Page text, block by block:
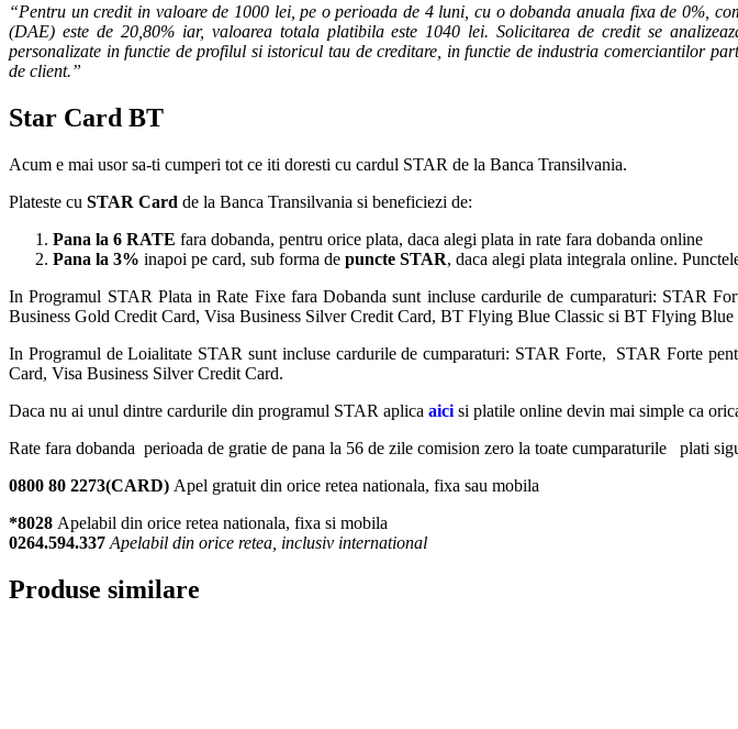
“Pentru un credit in valoare de 1000 lei, pe o perioada de 4 luni, cu o dobanda anuala fixa de 0%,
(DAE) este de 20,80% iar, valoarea totala platibila este 1040 lei. Solicitarea de credit se
personalizate in functie de profilul si istoricul tau de creditare, in functie de industria comerciantilor
de client.”
Star Card BT
Acum e mai usor sa-ti cumperi tot ce iti doresti cu cardul STAR de la Banca Transilvania.
Plateste cu STAR Card de la Banca Transilvania si beneficiezi de:
Pana la 6 RATE fara dobanda, pentru orice plata, daca alegi plata in rate fara dobanda online
Pana la 3% inapoi pe card, sub forma de puncte STAR, daca alegi plata integrala online.
In Programul STAR Plata in Rate Fixe fara Dobanda sunt incluse cardurile de cumparaturi:
Business Gold Credit Card, Visa Business Silver Credit Card, BT Flying Blue Classic si BT Flying Blue
In Programul de Loialitate STAR sunt incluse cardurile de cumparaturi: STAR Forte, STAR Forte
Card, Visa Business Silver Credit Card.
Daca nu ai unul dintre cardurile din programul STAR aplica aici si platile online devin mai simple ca
Rate fara dobanda perioada de gratie de pana la 56 de zile comision zero la toate cumparaturile plati
0800 80 2273(CARD) Apel gratuit din orice retea nationala, fixa sau mobila
*8028 Apelabil din orice retea nationala, fixa si mobila
0264.594.337 Apelabil din orice retea, inclusiv international
Produse similare